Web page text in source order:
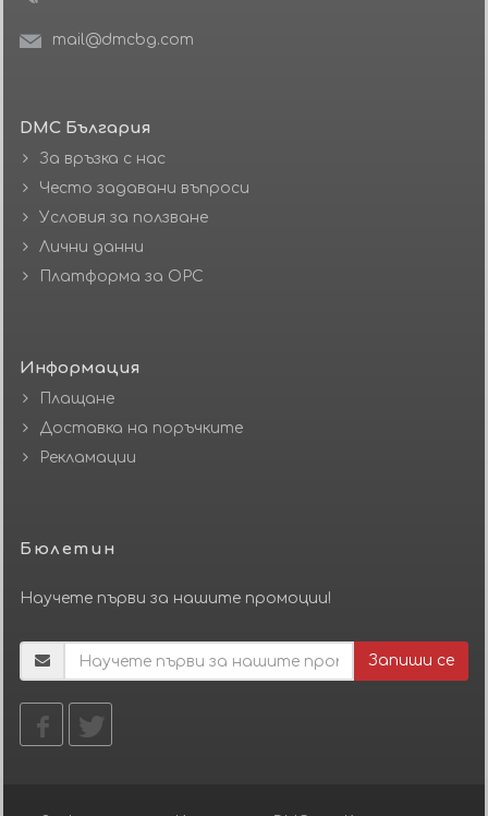
mail@dmcbg.com
DMC България
За връзка с нас
Често задавани въпроси
Условия за ползване
Лични данни
Платформа за ОРС
Информация
Плащане
Доставка на поръчките
Рекламации
Бюлетин
Научете първи за нашите промоции!
Запиши се